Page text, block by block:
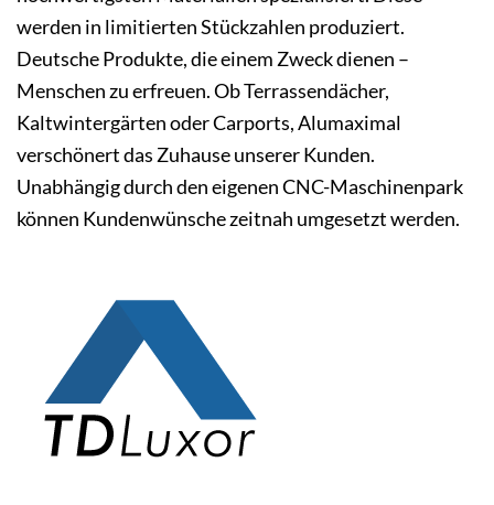
werden in limitierten Stückzahlen produziert.
Deutsche Produkte, die einem Zweck dienen –
Menschen zu erfreuen. Ob Terrassendächer,
Kaltwintergärten oder Carports, Alumaximal
verschönert das Zuhause unserer Kunden.
Unabhängig durch den eigenen CNC-Maschinenpark
können Kundenwünsche zeitnah umgesetzt werden.